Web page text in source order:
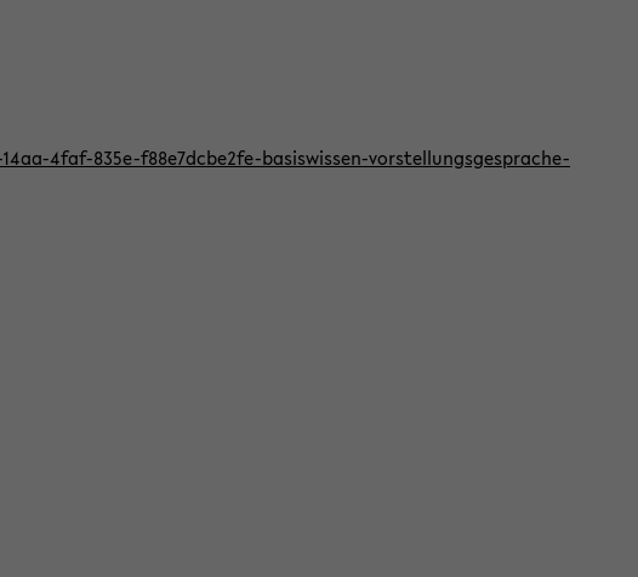
4faf-835e-f88e7dcbe2fe-basiswissen-vorstellungsgesprache-